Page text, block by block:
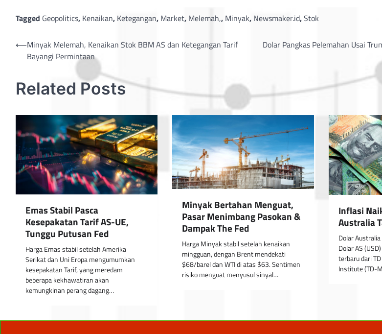
Tagged Geopolitics, Kenaikan, Ketegangan, Market, Melemah,, Minyak, Newsmaker.id,Stok
Post
navigation
⟵Minyak Melemah, Kenaikan Stok BBM AS dan Ketegangan Tarif
Bayangi Permintaan
Dolar Pangkas Pelemahan Usai
Related Posts
Emas Stabil Pasca
Kesepakatan Tarif AS-UE,
Tunggu Putusan Fed
Harga Emas stabil setelah Amerika
Serikat dan Uni Eropa mengumumkan
kesepakatan Tarif, yang meredam
beberapa kekhawatiran akan
kemungkinan perang dagang…
Minyak Bertahan Menguat,
Pasar Menimbang Pasokan &
Dampak The Fed
Harga Minyak stabil setelah kenaikan
mingguan, dengan Brent mendekati
$68/barel dan WTI di atas $63. Sentimen
risiko menguat menyusul sinyal…
Inflasi
Australia
Dolar
Dolar AS
terbaru dari
Institute (TD-